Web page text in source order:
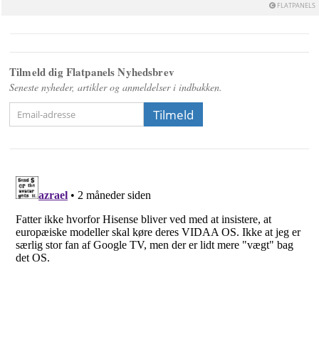
FLATPANELS
Tilmeld dig Flatpanels Nyhedsbrev
Seneste nyheder, artikler og anmeldelser i indbakken.